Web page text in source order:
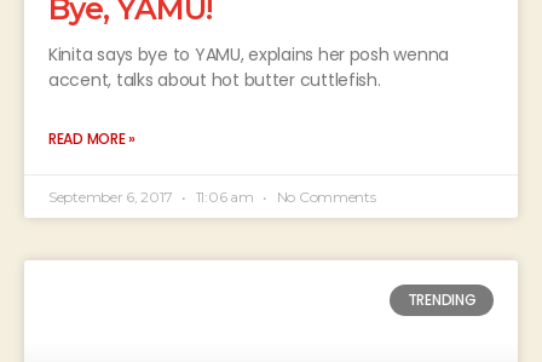
Bye, YAMU!
Kinita says bye to YAMU, explains her posh wenna
accent, talks about hot butter cuttlefish.
READ MORE »
September 6, 2017 11:06 am No Comments
TRENDING